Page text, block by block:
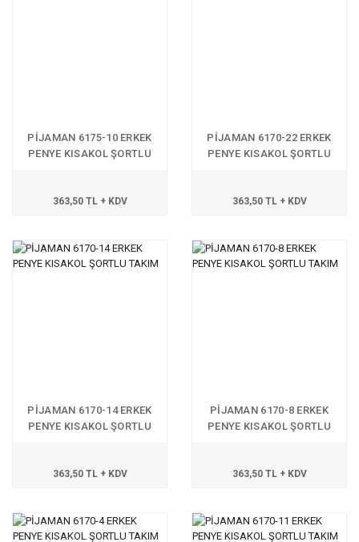
PİJAMAN 6175-10 ERKEK
PENYE KISAKOL ŞORTLU
363,50 TL + KDV
PİJAMAN 6170-22 ERKEK
PENYE KISAKOL ŞORTLU
363,50 TL + KDV
PİJAMAN 6170-14 ERKEK
PENYE KISAKOL ŞORTLU
363,50 TL + KDV
PİJAMAN 6170-8 ERKEK
PENYE KISAKOL ŞORTLU
363,50 TL + KDV